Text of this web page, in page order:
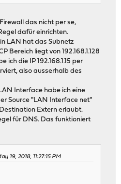
das nicht per se,
dafür einrichten.
LAN hat das Subnetz
Bereich liegt von 192.168.1.128
ich die IP 192.168.1.15 per
also ausserhalb des
Interface habe ich eine
Source "LAN Interface net"
Extern erlaubt.
für DNS. Das funktioniert
19, 2018, 11:27:15 PM